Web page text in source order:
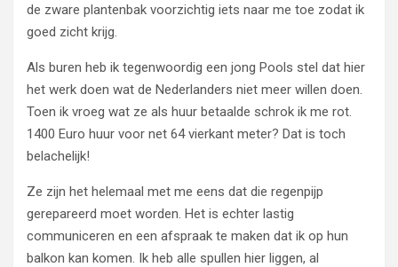
de zware plantenbak voorzichtig iets naar me toe zodat ik
goed zicht krijg.
Als buren heb ik tegenwoordig een jong Pools stel dat hier
het werk doen wat de Nederlanders niet meer willen doen.
Toen ik vroeg wat ze als huur betaalde schrok ik me rot.
1400 Euro huur voor net 64 vierkant meter? Dat is toch
belachelijk!
Ze zijn het helemaal met me eens dat die regenpijp
gerepareerd moet worden. Het is echter lastig
communiceren en een afspraak te maken dat ik op hun
balkon kan komen. Ik heb alle spullen hier liggen, al